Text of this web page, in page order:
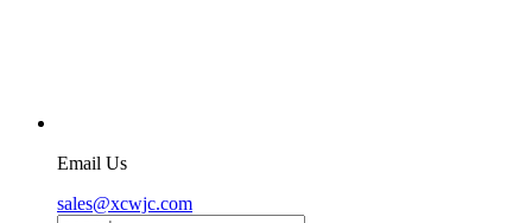
Email Us
sales@xcwjc.com